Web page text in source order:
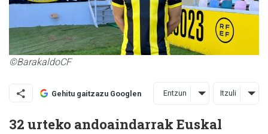
©BarakaldoCF
Gehitu gaitzazu Googlen Entzun Itzuli
32 urteko andoaindarrak Euskal